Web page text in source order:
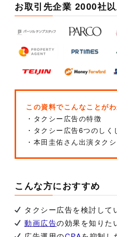
お取引先企業 2000社
この資料でこんなことが
・タクシー広告の特徴
・タクシー広告6つのしく
・本田圭佑さん出演タク
こんな方におすすめ
タクシー広告を検討して
動画広告の効果を知りた